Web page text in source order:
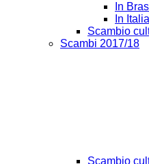
In
In
Scambio
Scambi 2017/18
Scambio